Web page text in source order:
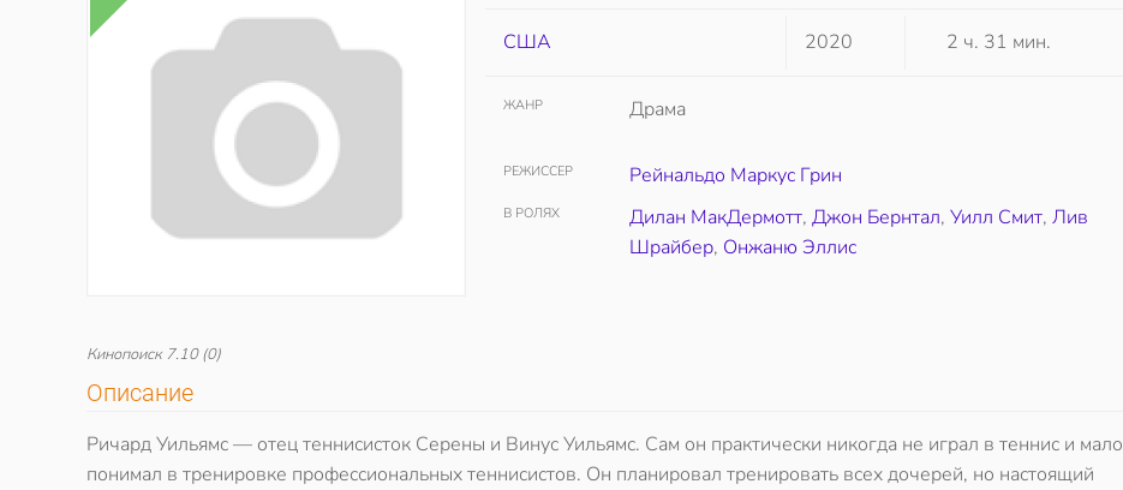
Кинопоиск 7.10(0)
США 2020 2 ч. 31 мин.
ЖАНР Драма
РЕЖИССЕР Рейнальдо Маркус Грин
В РОЛЯХ Дилан МакДермотт,Джон Бернтал,Уилл Смит,Лив
Шрайбер, Онжаню Эллис
Описание
Ричард Уильямс — отец теннисисток Серены и Винус Уильямс. Сам он практически никогда не играл в теннис и мало
понимал в тренировке профессиональных теннисистов. Он планировал тренировать всех дочерей, но настоящий